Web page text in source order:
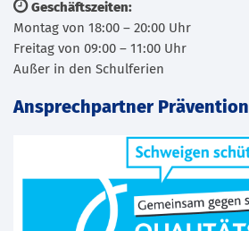
Geschäftszeiten:
Montag von 18:00 – 20:00 Uhr
Freitag von 09:00 – 11:00 Uhr
Außer in den Schulferien
Ansprechpartner Prävention